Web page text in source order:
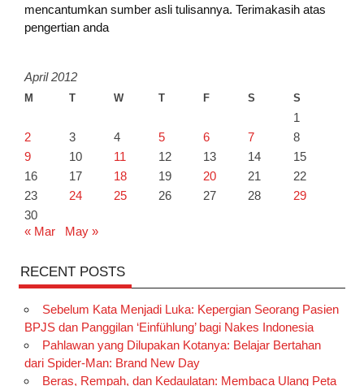
mencantumkan sumber asli tulisannya. Terimakasih atas
pengertian anda
April 2012
M T W T F S S
1
2
3 4 5 6 7
8
9
10 11 12 13 14
15
16
17 18 19 20 21
22
23
24 25 26 27 28
29
30
« Mar
May »
RECENT POSTS
Sebelum Kata Menjadi Luka: Kepergian Seorang Pasien
BPJS dan Panggilan ‘Einfühlung’ bagi Nakes Indonesia
Pahlawan yang Dilupakan Kotanya: Belajar Bertahan
dari Spider-Man: Brand New Day
Beras, Rempah, dan Kedaulatan: Membaca Ulang Peta